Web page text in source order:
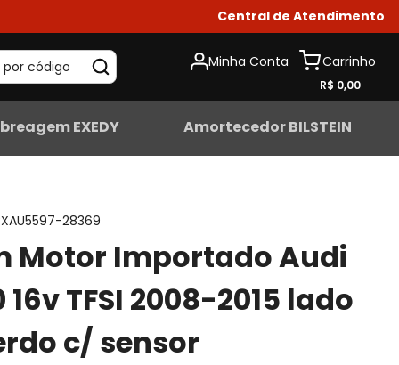
Central de Atendimento
por código Minha Conta
R$ 0,00
EXEDY Amortecedor BILSTEIN
28369
Motor Importado Audi
16v TFSI 2008-2015 lado
c/ sensor